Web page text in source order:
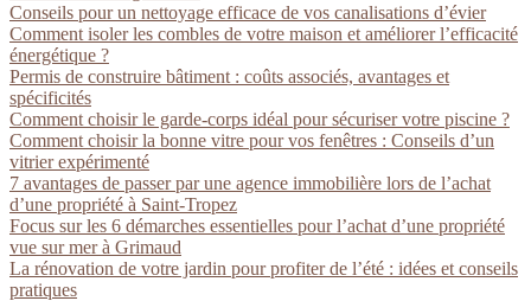
Conseils pour un nettoyage efficace de vos canalisations d’évier
Comment isoler les combles de votre maison et améliorer l’efficacité
énergétique ?
Permis de construire bâtiment : coûts associés, avantages et
spécificités
Comment choisir le garde-corps idéal pour sécuriser votre piscine ?
Comment choisir la bonne vitre pour vos fenêtres : Conseils d’un
vitrier expérimenté
7 avantages de passer par une agence immobilière lors de l’achat
d’une propriété à Saint-Tropez
Focus sur les 6 démarches essentielles pour l’achat d’une propriété
vue sur mer à Grimaud
La rénovation de votre jardin pour profiter de l’été : idées et conseils
pratiques